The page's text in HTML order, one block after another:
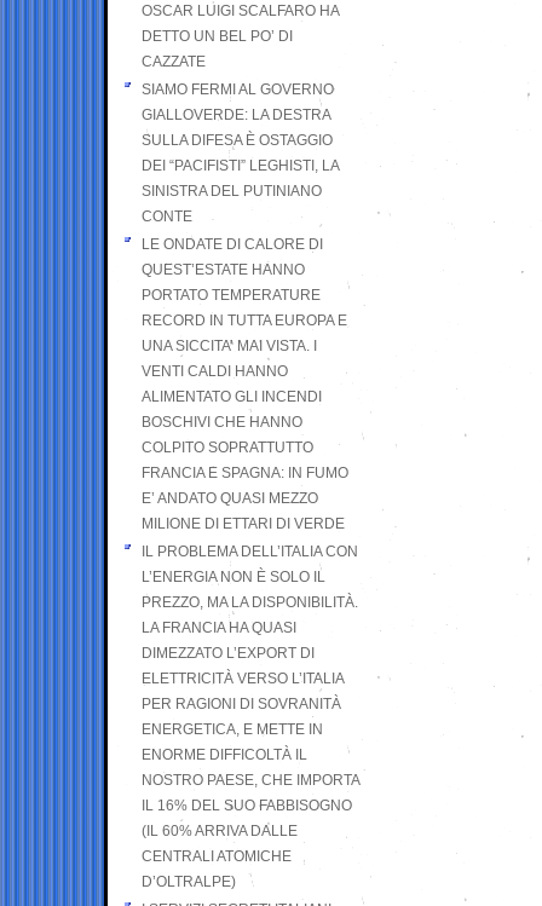
OSCAR LUIGI SCALFARO HA
DETTO UN BEL PO’ DI
CAZZATE
SIAMO FERMI AL GOVERNO
GIALLOVERDE: LA DESTRA
SULLA DIFESA È OSTAGGIO
DEI “PACIFISTI” LEGHISTI, LA
SINISTRA DEL PUTINIANO
CONTE
LE ONDATE DI CALORE DI
QUEST’ESTATE HANNO
PORTATO TEMPERATURE
RECORD IN TUTTA EUROPA E
UNA SICCITA’ MAI VISTA. I
VENTI CALDI HANNO
ALIMENTATO GLI INCENDI
BOSCHIVI CHE HANNO
COLPITO SOPRATTUTTO
FRANCIA E SPAGNA: IN FUMO
E’ ANDATO QUASI MEZZO
MILIONE DI ETTARI DI VERDE
IL PROBLEMA DELL’ITALIA CON
L’ENERGIA NON È SOLO IL
PREZZO, MA LA DISPONIBILITÀ.
LA FRANCIA HA QUASI
DIMEZZATO L’EXPORT DI
ELETTRICITÀ VERSO L’ITALIA
PER RAGIONI DI SOVRANITÀ
ENERGETICA, E METTE IN
ENORME DIFFICOLTÀ IL
NOSTRO PAESE, CHE IMPORTA
IL 16% DEL SUO FABBISOGNO
(IL 60% ARRIVA DALLE
CENTRALI ATOMICHE
D’OLTRALPE)